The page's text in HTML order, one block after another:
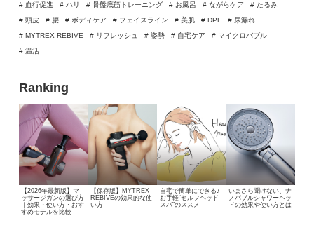
# 血行促進
# ハリ # 骨盤底筋トレーニング # お風呂 # ながらケア
# たるみ
# 頭皮
# 腰 # ボディケア # フェイスライン # 美肌 # DPL
# 尿漏れ
# MYTREX REBIVE
# リフレッシュ # 姿勢 # 自宅ケア
# マイクロバブル
# 温活
Ranking
【2026年最新版】マ
ッサージガンの選び方
｜効果・使い方・おす
すめモデルを比較
【保存版】MYTREX
REBIVEの効果的な使
い方
自宅で簡単にできる♪
お手軽“セルフヘッド
スパ”のススメ
いまさら聞けない、ナ
ノバブルシャワーヘッ
ドの効果や使い方とは